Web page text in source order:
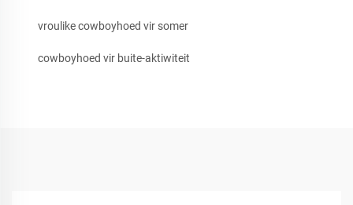
vroulike cowboyhoed vir somer
cowboyhoed vir buite-aktiwiteit